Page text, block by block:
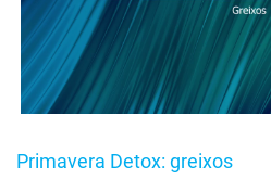
Primavera Detox: greixos